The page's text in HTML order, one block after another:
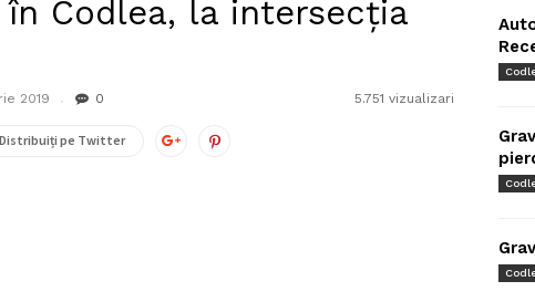
Codlea, la intersecția
2019 0 5.751 vizualizari
Distribuiți pe Twitter